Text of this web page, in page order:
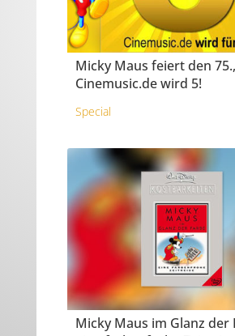
Micky Maus feiert den 75.,
Cinemusic.de wird 5!
Special
Micky Maus im Glanz der